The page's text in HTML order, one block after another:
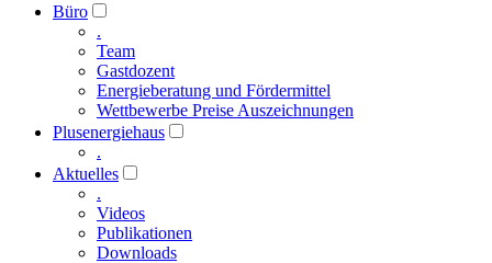
Büro
.
Team
Gastdozent
Energieberatung und Fördermittel
Wettbewerbe Preise Auszeichnungen
Plusenergiehaus
.
Aktuelles
.
Videos
Publikationen
Downloads